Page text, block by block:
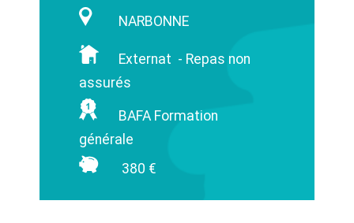
NARBONNE
Externat - Repas non
assurés
BAFA Formation
générale
380 €